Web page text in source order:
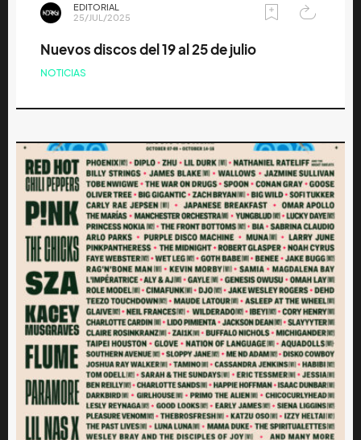
EDITORIAL
25/JUL/2025
Nuevos discos del 19 al 25 de julio
NOTICIAS